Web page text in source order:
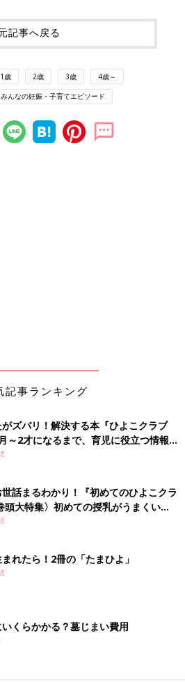
記事へ戻る
1歳 2歳 3歳 4歳～
みんなの妊娠・子育てエピソード
記事ランキング
ズバリ！解決する本『ひよこクラブ
2才になるまで、育児に役立つ情報が
話まるわかり！『初めてのひよこクラ
頭大特集〉初めての授乳がうまくい
・ミルクの基本と夏のトラブル 解決テ
れたら！2冊の「たまひよ」
くらかかる？墓じまい費用